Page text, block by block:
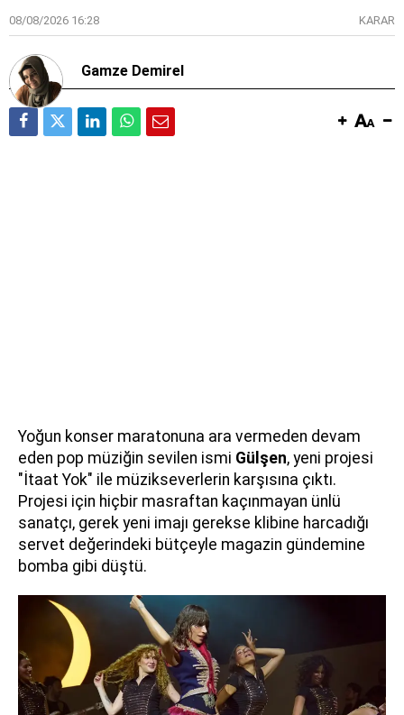
08/08/2026 16:28 KARAR
Gamze Demirel
Yoğun konser maratonuna ara vermeden devam
eden pop müziğin sevilen ismi Gülşen, yeni projesi
"İtaat Yok" ile müzikseverlerin karşısına çıktı.
Projesi için hiçbir masraftan kaçınmayan ünlü
sanatçı, gerek yeni imajı gerekse klibine harcadığı
servet değerindeki bütçeyle magazin gündemine
bomba gibi düştü.